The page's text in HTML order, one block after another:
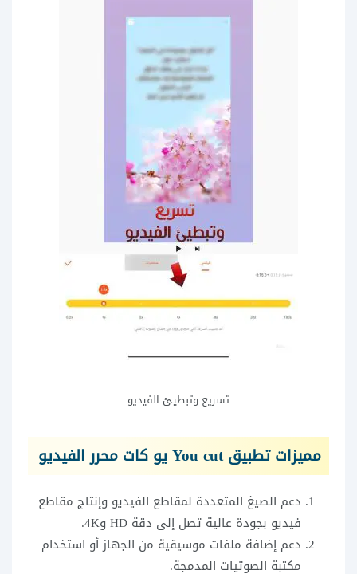
تسريع وتبطيئ الفيديو
مميزات تطبيق You cut يو كات محرر الفيديو
دعم الصيغ المتعددة لمقاطع الفيديو وإنتاج مقاطع
فيديو بجودة عالية تصل إلى دقة HD و4K.
دعم إضافة ملفات موسيقية من الجهاز أو استخدام
مكتبة الصوتيات المدمجة.